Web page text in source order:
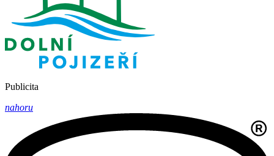
Publicita
nahoru